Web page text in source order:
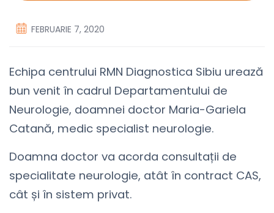
FEBRUARIE 7, 2020
Echipa centrului RMN Diagnostica Sibiu urează
bun venit în cadrul Departamentului de
Neurologie, doamnei doctor Maria-Gariela
Catană, medic specialist neurologie.
Doamna doctor va acorda consultații de
specialitate neurologie, atât în contract CAS,
cât și în sistem privat.